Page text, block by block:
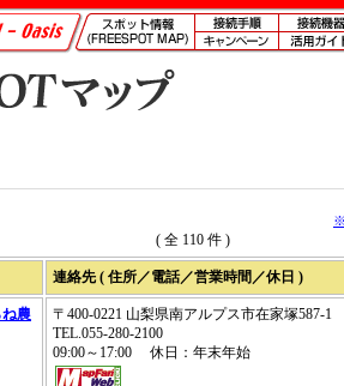
※
( 全 110 件 )
連絡先 ( 住所／電話／営業時間／休日 )
農
〒400-0221 山梨県南アルプス市在家塚587-
TEL.055-280-2100
09:00～17:00 休日：年末年始